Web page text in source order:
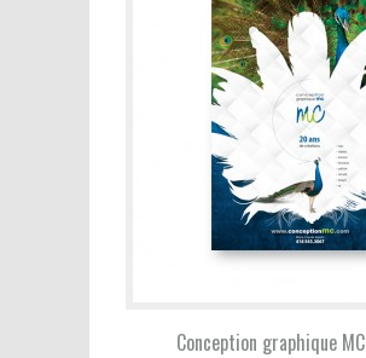
Conception graphique MC